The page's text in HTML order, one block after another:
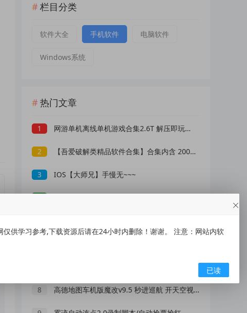
栏目分类
软件大全 手机软件 电脑软件
Windows系统
热门文章
1 网游单机离线单机游戏合集2.6T 解压即玩 网盘下载 一键端免安装免配置
2 【吾爱破解类精品软件合集】合集内含 2000 +实用工具 【1.5GB】
3 IOS【大师兄】手慢无~~~
8 高德地图车机版魔改v9.5 秒进巡航 开天空视角 保时捷字体
供学习参考,下载资源后请在24小时内删除！谢谢。 注意：网站内软
已读